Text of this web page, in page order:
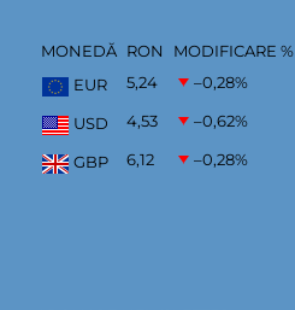
MONEDĂ RON
MODIFICARE %
EUR
5,24 –0,28%
USD 4,53 –0,62%
GBP 6,12 –0,28%